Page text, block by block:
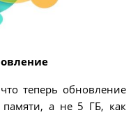
теперь обновление
памяти, а не 5 ГБ, как